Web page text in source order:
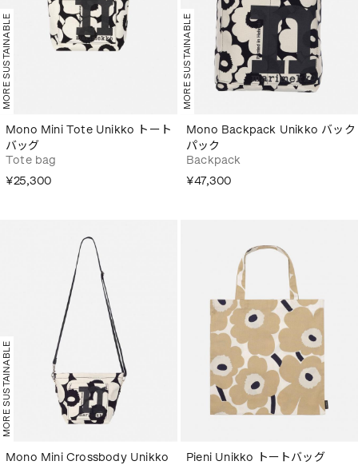
MORE SUSTAINABLE
Mono Mini Tote Unikko トート
バッグ
Tote bag
¥25,300
MORE SUSTAINABLE
Mono Backpack Unikko バック
パック
Backpack
¥47,300
MORE SUSTAINABLE
Mono Mini Crossbody Unikko
Pieni Unikko トートバッグ